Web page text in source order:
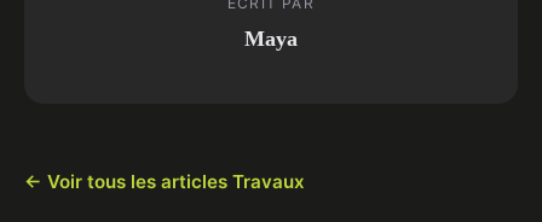
Maya
← Voir tous les articles Travaux